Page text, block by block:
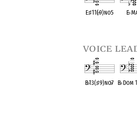
E♯11(♭9)no5 E♭
voice
B♭13(♯9)no♭7 B♭Dom